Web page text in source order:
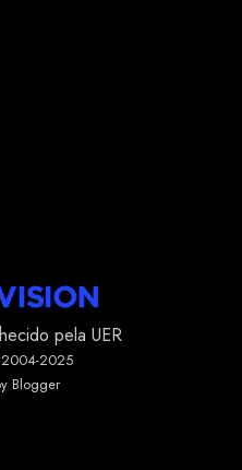
pela UER
2025
Blogger